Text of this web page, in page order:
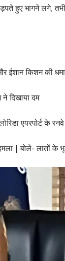
हुए भागने लगे,
किशन की
ने दिखाया दम
एयरपोर्ट के
| बोले- लातों के